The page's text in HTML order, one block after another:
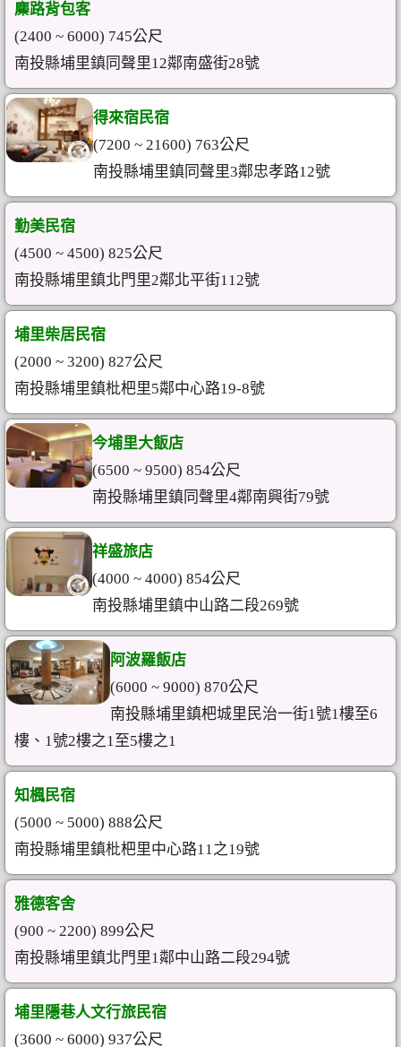
麋路背包客
(2400 ~ 6000) 745公尺
南投縣埔里鎮同聲里12鄰南盛街28號
得來宿民宿
(7200 ~ 21600) 763公尺
南投縣埔里鎮同聲里3鄰忠孝路12號
勤美民宿
(4500 ~ 4500) 825公尺
南投縣埔里鎮北門里2鄰北平街112號
埔里柴居民宿
(2000 ~ 3200) 827公尺
南投縣埔里鎮枇杷里5鄰中心路19-8號
今埔里大飯店
(6500 ~ 9500) 854公尺
南投縣埔里鎮同聲里4鄰南興街79號
祥盛旅店
(4000 ~ 4000) 854公尺
南投縣埔里鎮中山路二段269號
阿波羅飯店
(6000 ~ 9000) 870公尺
南投縣埔里鎮杷城里民治一街1號1樓至6
樓、1號2樓之1至5樓之1
知楓民宿
(5000 ~ 5000) 888公尺
南投縣埔里鎮枇杷里中心路11之19號
雅德客舍
(900 ~ 2200) 899公尺
南投縣埔里鎮北門里1鄰中山路二段294號
埔里隱巷人文行旅民宿
(3600 ~ 6000) 937公尺